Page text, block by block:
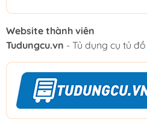
Website thành viên
Tudungcu.vn - Tủ dụng cụ tủ